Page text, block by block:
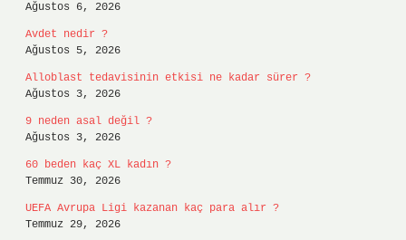
Ağustos 6, 2026
Avdet nedir ?
Ağustos 5, 2026
Alloblast tedavisinin etkisi ne kadar sürer ?
Ağustos 3, 2026
9 neden asal değil ?
Ağustos 3, 2026
60 beden kaç XL kadın ?
Temmuz 30, 2026
UEFA Avrupa Ligi kazanan kaç para alır ?
Temmuz 29, 2026